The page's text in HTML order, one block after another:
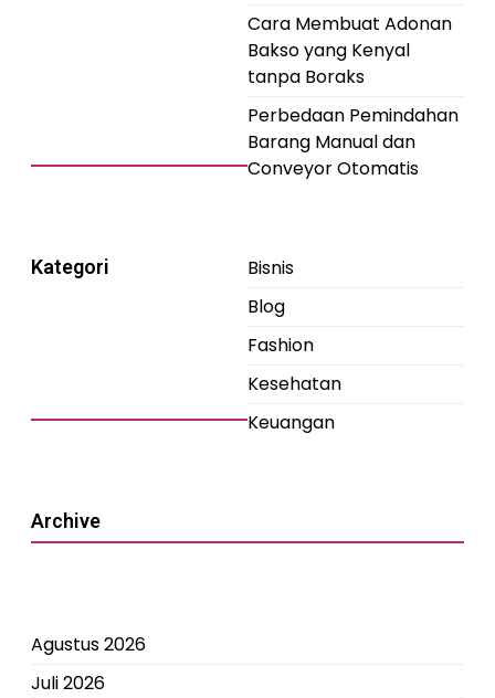
Cara Membuat Adonan
Bakso yang Kenyal
tanpa Boraks
Perbedaan Pemindahan
Barang Manual dan
Conveyor Otomatis
Kategori
Bisnis
Blog
Fashion
Kesehatan
Keuangan
Archive
Agustus 2026
Juli 2026